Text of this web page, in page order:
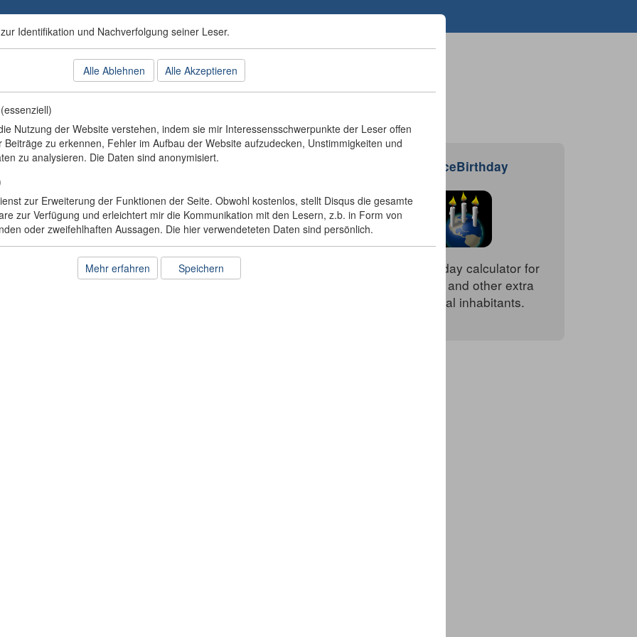
Blog
TicTacToe
X's and O's game variant
multiple themes for your
A free thimblerig game for your
Fitbit Versa™.
SpaceBirthday
Free birthday calculator for
marsians and other extra
terrestrial inhabitants.
registered in the U.S. and other countries.
Identifikation und Nachverfolgung seiner Leser.
Alle Ablehnen Alle Akzeptieren
Nutzung der Website verstehen, indem sie mir Interessensschwerpunkte der Leser offen
Beiträge zu erkennen, Fehler im Aufbau der Website aufzudecken, Unstimmigkeiten und
zu analysieren. Die Daten sind anonymisiert.
zur Erweiterung der Funktionen der Seite. Obwohl kostenlos, stellt Disqus die gesamte
zur Verfügung und erleichtert mir die Kommunikation mit den Lesern, z.b. in Form von
oder zweifehlhaften Aussagen. Die hier verwendeteten Daten sind persönlich.
Mehr erfahren Speichern